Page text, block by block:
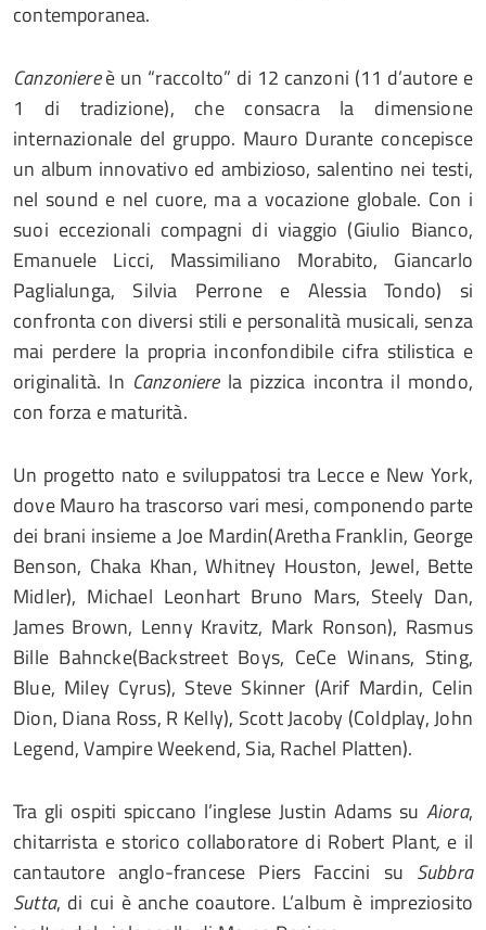
contemporanea.
Canzoniereè un “raccolto” di 12 canzoni (11 d’autore e
1 di tradizione), che consacra la dimensione
internazionale del gruppo. Mauro Durante concepisce
un album innovativo ed ambizioso, salentino nei testi,
nel sound e nel cuore, ma a vocazione globale. Con i
suoi eccezionali compagni di viaggio (Giulio Bianco,
Emanuele Licci, Massimiliano Morabito, Giancarlo
Paglialunga, Silvia Perrone e Alessia Tondo) si
confronta con diversi stili e personalità musicali, senza
mai perdere la propria inconfondibile cifra stilistica e
originalità. In Canzoniere la pizzica incontra il mondo,
con forza e maturità.
Un progetto nato e sviluppatosi tra Lecce e New York,
dove Mauro ha trascorso vari mesi, componendo parte
dei brani insieme a Joe Mardin(Aretha Franklin, George
Benson, Chaka Khan, Whitney Houston, Jewel, Bette
Midler), Michael Leonhart Bruno Mars, Steely Dan,
James Brown, Lenny Kravitz, Mark Ronson), Rasmus
Bille Bahncke(Backstreet Boys, CeCe Winans, Sting,
Blue, Miley Cyrus), Steve Skinner (Arif Mardin, Celin
Dion, Diana Ross, R Kelly), Scott Jacoby (Coldplay, John
Legend, Vampire Weekend, Sia, Rachel Platten).
Tra gli ospiti spiccano l’inglese Justin Adams su Aiora,
chitarrista e storico collaboratore di Robert Plant, e il
cantautore anglo-francese Piers Faccini su Subbra
Sutta, di cui è anche coautore. L’album è impreziosito